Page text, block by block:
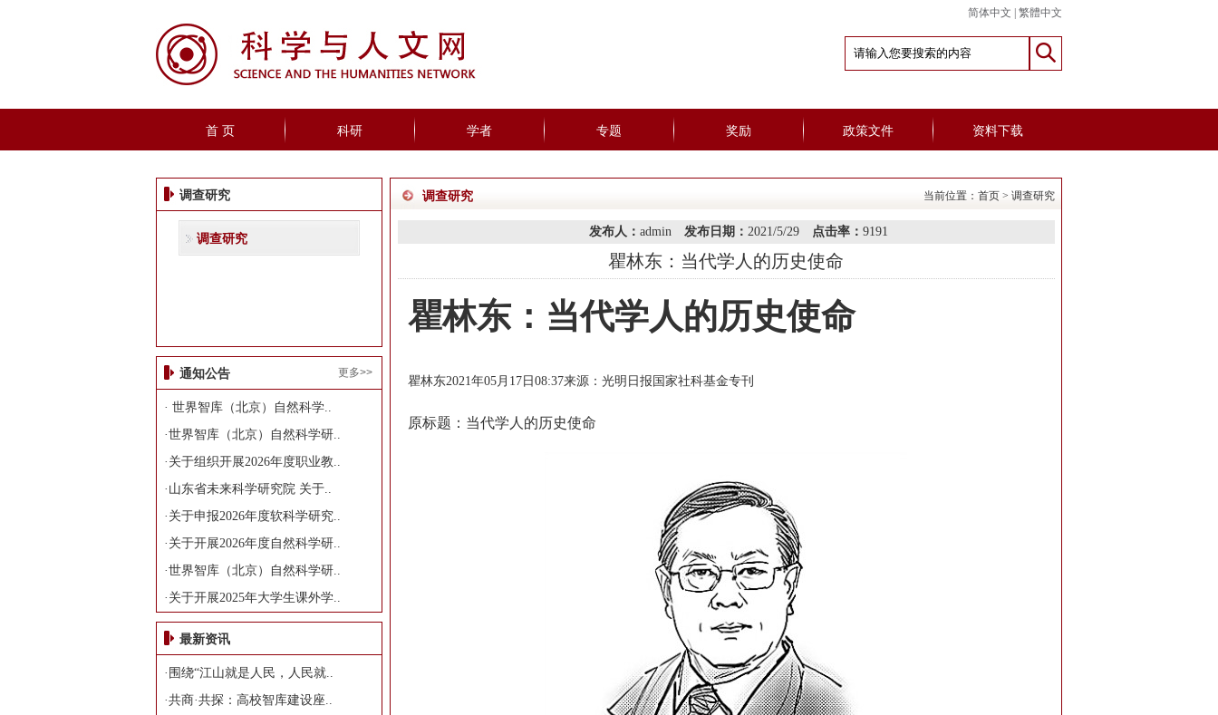
简体中文 繁體中文
首 页 科研 学者 专题 奖励 政策文件 资料下载
调查研究
调查研究
通知公告 更多>>
· 世界智库（北京）自然科学..
·世界智库（北京）自然科学研..
· 关于组织开展2026年度职业教..
· 山东省未来科学研究院 关于..
· 关于申报2026年度软科学研究..
· 关于开展2026年度自然科学研..
·世界智库（北京）自然科学研..
· 关于开展2025年大学生课外学..
最新资讯
· 围绕“江山就是人民，人民就..
·共商·共探：高校智库建设座..
调查研究 当前位置： 首页 > 调查研究
发布人： admin 发布日期： 2021/5/29 点击率： 9191
瞿林东：当代学人的历史使命
瞿林东：当代学人的历史使命
瞿林东2021年05月17日08:37来源： 光明日报国家社科基金专刊
原标题：当代学人的历史使命